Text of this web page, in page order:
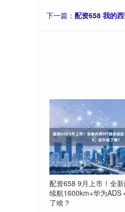
下一篇： 配资658 我的
配资658 9月上市！全
续航1600km+华为ADS
了啥？